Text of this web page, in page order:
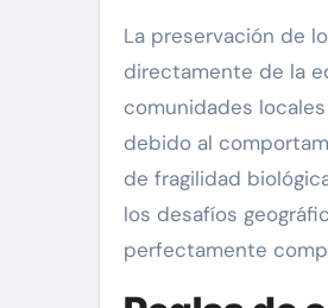
La preservación de
directamente de la
comunidades
debido al
de fragilidad
los desafíos
perfectamente